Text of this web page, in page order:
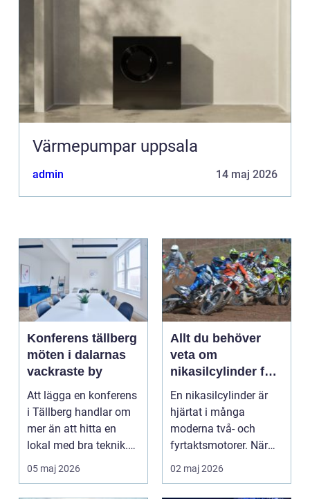
Värmepumpar uppsala
admin 14 maj 2026
Konferens tällberg
möten i dalarnas
vackraste by
Att lägga en konferens
i Tällberg handlar om
mer än att hitta en
lokal med bra teknik.
Den lilla byn...
05 maj 2026
Allt du behöver
veta om
nikasilcylinder för
motorcykel och
snöskoter
En nikasilcylinder är
hjärtat i många
moderna två- och
fyrtaktsmotorer. När
den fungerar som den
02 maj 2026